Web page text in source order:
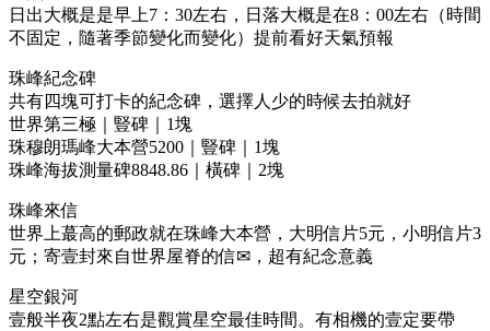
日出大概是是早上7：30左右，日落大概是在8：00左右（時間
不固定，隨著季節變化而變化）提前看好天氣預報
珠峰紀念碑
共有四塊可打卡的紀念碑，選擇人少的時候去拍就好
世界第三極｜豎碑｜1塊
珠穆朗瑪峰大本營5200｜豎碑｜1塊
珠峰海拔測量碑8848.86｜橫碑｜2塊
珠峰來信
世界上蕞高的郵政就在珠峰大本營，大明信片5元，小明信片3
元；寄壹封來自世界屋脊的信✉，超有紀念意義
星空銀河
壹般半夜2點左右是觀賞星空最佳時間。有相機的壹定要帶